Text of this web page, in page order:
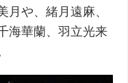
月や、緒月遠麻、
海華蘭、羽立光来